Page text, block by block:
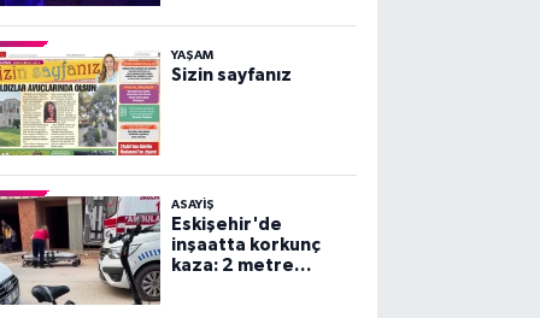
YAŞAM
Sizin sayfanız
ASAYİŞ
Eskişehir'de
inşaatta korkunç
kaza: 2 metre